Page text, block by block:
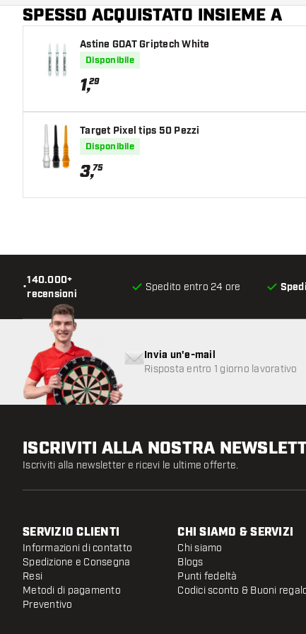
Colore principale
SPESSO ACQUISTATO INSIEME A
Astine GOAT Griptech White
Disponibile
1,29
Target Pixel tips 50 Pezzi
Disponibile
3,75
•
140.000+
recensioni
Spedito entro 24 ore
Invia un'e-mail
Risposta entro 1 giorno lavorativo
ISCRIVITI ALLA NOSTRA
Iscriviti alla newsletter e ricevi le ultime offerte.
SERVIZIO CLIENTI
Informazioni di contatto
Spedizione e Consegna
Resi
Metodi di pagamento
Preventivo
CHI SIAMO & SERVIZI
Chi siamo
Blogs
Punti fedeltà
Codici sconto & Buoni